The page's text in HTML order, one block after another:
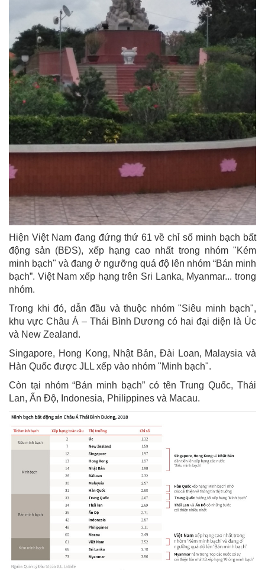
Hiện Việt Nam đang đứng thứ 61 về chỉ số minh bạch bất
động sản (BĐS), xếp hạng cao nhất trong nhóm "Kém
minh bạch" và đang ở ngưỡng quá độ lên nhóm “Bán minh
bạch”. Việt Nam xếp hạng trên Sri Lanka, Myanmar... trong
nhóm.
Trong khi đó, dẫn đầu và thuộc nhóm "Siêu minh bạch",
khu vực Châu Á – Thái Bình Dương có hai đại diện là Úc
và New Zealand.
Singapore, Hong Kong, Nhật Bản, Đài Loan, Malaysia và
Hàn Quốc được JLL xếp vào nhóm "Minh bạch".
Còn tại nhóm “Bán minh bạch” có tên Trung Quốc, Thái
Lan, Ấn Độ, Indonesia, Philippines và Macau.